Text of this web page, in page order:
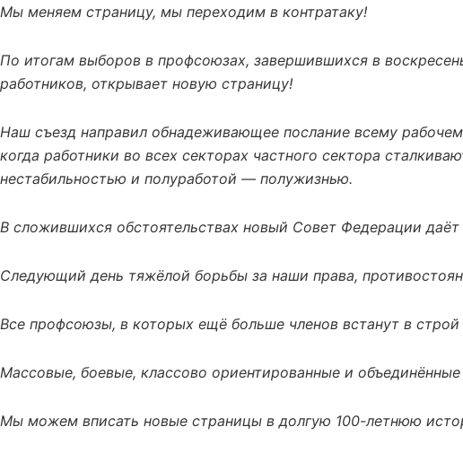
Мы меняем страницу, мы переходим в контратаку!
По итогам выборов в профсоюзах, завершившихся в
работников, открывает новую страницу!
Наш съезд направил обнадеживающее послание всему
когда работники во всех секторах частного сектора
нестабильностью и полуработой — полужизнью.
В сложившихся обстоятельствах новый Совет Федерации
Следующий день тяжёлой борьбы за наши права,
Все профсоюзы, в которых ещё больше членов встанут в
Массовые, боевые, классово ориентированные и
Мы можем вписать новые страницы в долгую 100-летнюю